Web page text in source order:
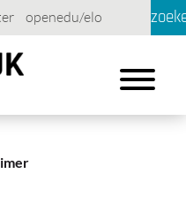
openedu/elo
printen
Toggle